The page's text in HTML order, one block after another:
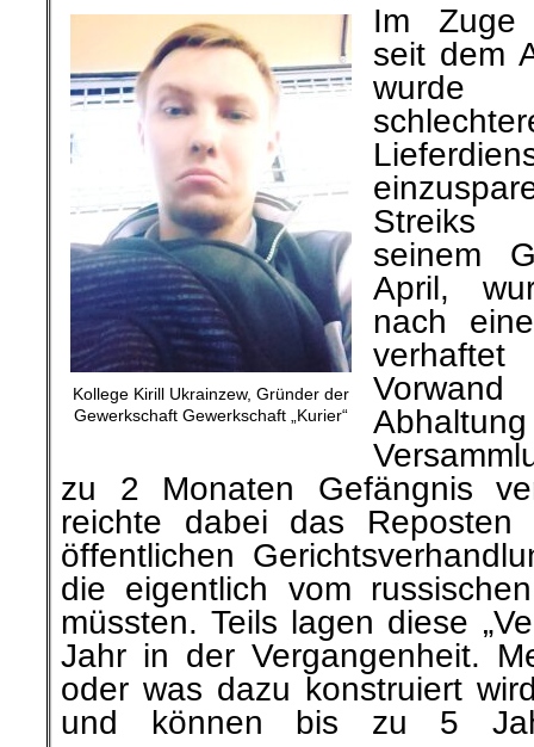
Kollege Kirill Ukrainzew, Gründer der
Gewerkschaft Gewerkschaft „Kurier“
Im Zuge
seit dem
wurde
Streiks
seinem
April,
nach
zu 2 Monaten Gefängnis
reichte dabei das Reposten
öffentlichen
die eigentlich vom
müssten. Teils lagen diese
Jahr in der Vergangenheit.
oder was dazu konstruiert
und können bis zu 5